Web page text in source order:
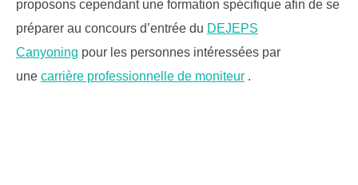
proposons cependant une formation spécifique afin de se
préparer au concours d’entrée du DEJEPS
Canyoning pour les personnes intéressées par
une carrière professionnelle de moniteur .